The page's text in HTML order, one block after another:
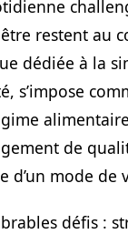
restent au
dédiée à la
s’impose
de
d’un mode de
défis :